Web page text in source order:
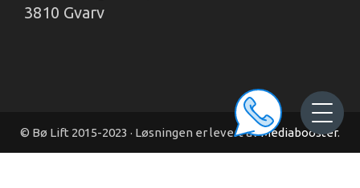
3810 Gvarv
© Bø Lift 2015-2023 · Løsningen er levert avMediabooster.